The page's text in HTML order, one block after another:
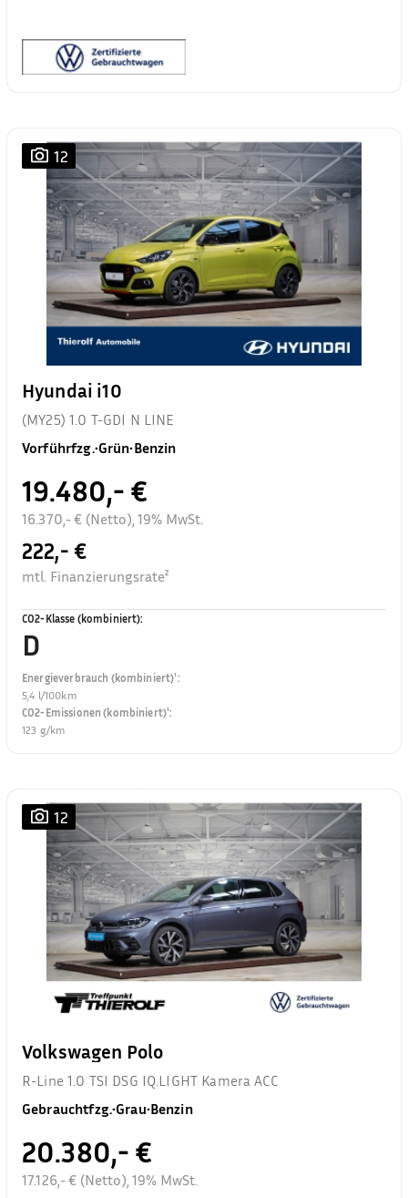
12
Hyundai i10
(MY25) 1.0 T-GDI N LINE
Vorführfzg.•Grün•Benzin
19.480,- €
16.370,- € (Netto), 19% MwSt.
222,- €
mtl. Finanzierungsrate²
CO2-Klasse (kombiniert):
D
Energieverbrauch (kombiniert)¹:
5,4 l/100km
CO2-Emissionen (kombiniert)¹:
123 g/km
12
Volkswagen Polo
R-Line 1.0 TSI DSG IQ.LIGHT Kamera ACC
Gebrauchtfzg.•Grau•Benzin
20.380,- €
17.126,- € (Netto), 19% MwSt.